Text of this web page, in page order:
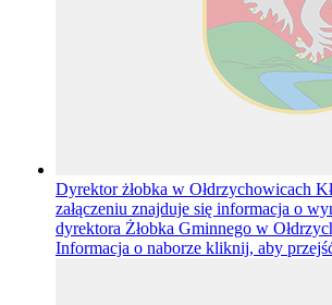
Dyrektor żłobka w Ołdrzychowicach
załączeniu znajduje się informacja o
dyrektora Żłobka Gminnego w
Informacja o naborze kliknij, aby